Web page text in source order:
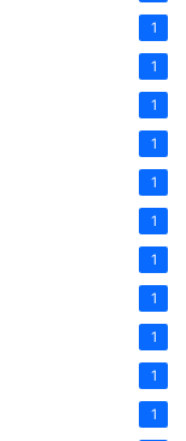
1
1
1
1
1
1
1
1
1
1
1